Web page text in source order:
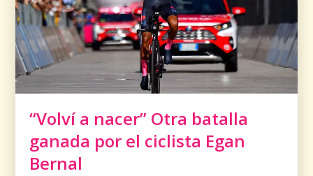
“Volví a nacer” Otra batalla
ganada por el ciclista Egan
Bernal